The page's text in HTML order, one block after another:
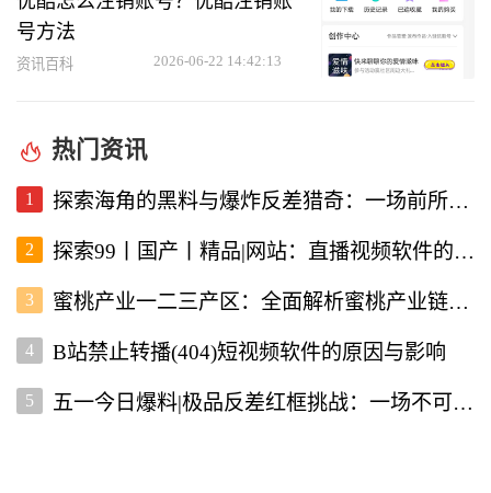
号方法
资讯百科 2026-06-22 14:42:13
热门资讯
1 探索海角的黑料与爆炸反差猎奇：一场前所未有的直播视频体验
2 探索99丨国产丨精品|网站：直播视频软件的新选择
3 蜜桃产业一二三产区：全面解析蜜桃产业链的现状与未来
4 B站禁止转播(404)短视频软件的原因与影响
5 五一今日爆料|极品反差红框挑战：一场不可错过的直播盛宴